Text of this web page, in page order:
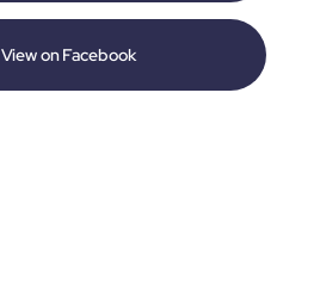
View on Facebook